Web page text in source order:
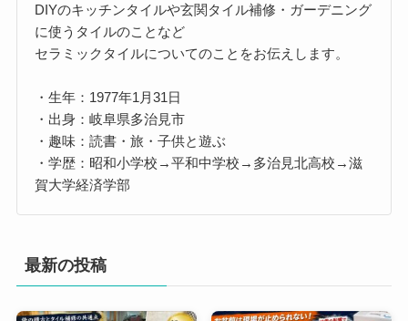
DIYのキッチンタイルや玄関タイル補修・ガーデニング
に使うタイルのことなど
セラミックタイルについてのことをお伝えします。
・生年：1977年1月31日
・出身：岐阜県多治見市
・趣味：読書・旅・子供と遊ぶ
・学歴：昭和小学校→平和中学校→多治見北高校→滋
賀大学経済学部
最新の投稿